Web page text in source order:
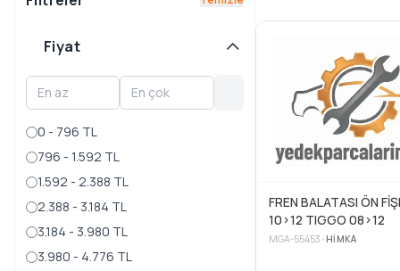
QQ3
TIGGO 2 PRO
TIGGO 3X
TIGGO 3XE
TIGGO 4
TIGGO 4 PRO
TIGGO 5
Fiyat
0 - 796 TL
796 - 1.592 TL
1.592 - 2.388 TL
2.388 - 3.184 TL
3.184 - 3.980 TL
3.980 - 4.776 TL
FREN BALATASI ÖN
10>12 TIGGO 08>12
MGA-55453 • HIMKA